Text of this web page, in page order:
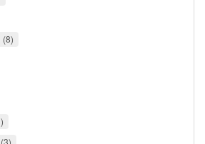
8
3